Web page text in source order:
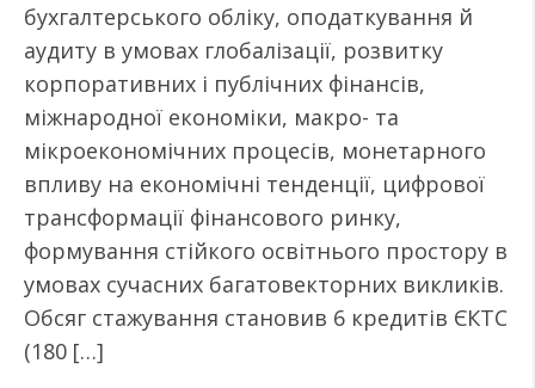
бухгалтерського обліку, оподаткування й
аудиту в умовах глобалізації, розвитку
корпоративних і публічних фінансів,
міжнародної економіки, макро- та
мікроекономічних процесів, монетарного
впливу на економічні тенденції, цифрової
трансформації фінансового ринку,
формування стійкого освітнього простору в
умовах сучасних багатовекторних викликів.
Обсяг стажування становив 6 кредитів ЄКТС
(180 […]